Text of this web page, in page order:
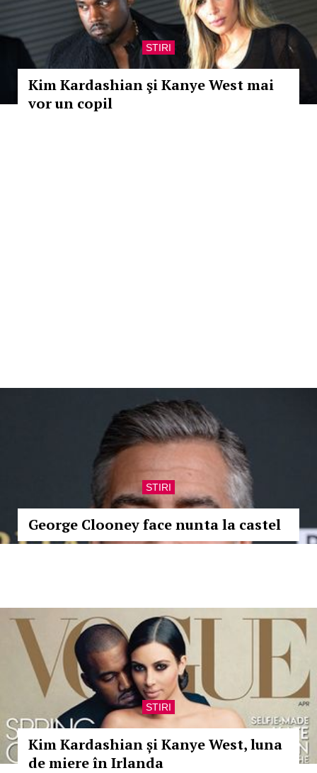
STIRI
Kim Kardashian şi Kanye West mai
vor un copil
STIRI
George Clooney face nunta la castel
STIRI
Kim Kardashian și Kanye West, luna
de miere în Irlanda